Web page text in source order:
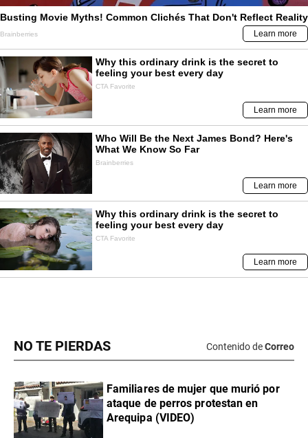
NO TE PIERDAS Contenido deCorreo
Familiares de mujer que murió por
ataque de perros protestan en
Arequipa (VIDEO)